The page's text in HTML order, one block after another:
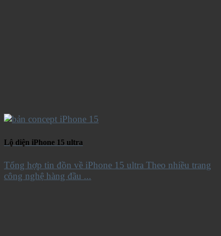
Lộ diện iPhone 15 ultra
Tổng hợp tin đồn về iPhone 15 ultra Theo nhiều trang
công nghệ hàng đầu ...